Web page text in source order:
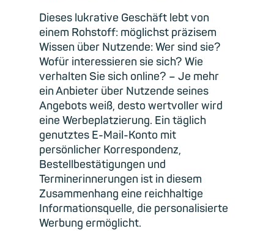
Dieses lukrative Geschäft lebt von
einem Rohstoff: möglichst präzisem
Wissen über Nutzende: Wer sind sie?
Wofür interessieren sie sich? Wie
verhalten Sie sich online? – Je mehr
ein Anbieter über Nutzende seines
Angebots weiß, desto wertvoller wird
eine Werbeplatzierung. Ein täglich
genutztes E-Mail-Konto mit
persönlicher Korrespondenz,
Bestellbestätigungen und
Terminerinnerungen ist in diesem
Zusammenhang eine reichhaltige
Informationsquelle, die personalisierte
Werbung ermöglicht.